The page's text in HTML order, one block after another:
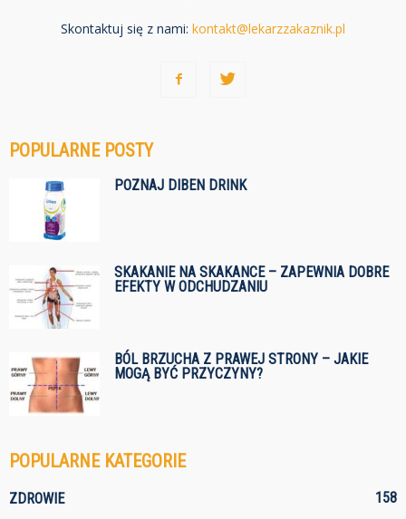
Skontaktuj się z nami: kontakt@lekarzzakaznik.pl
POPULARNE POSTY
POZNAJ DIBEN DRINK
SKAKANIE NA SKAKANCE – ZAPEWNIA DOBRE
EFEKTY W ODCHUDZANIU
BÓL BRZUCHA Z PRAWEJ STRONY – JAKIE
MOGĄ BYĆ PRZYCZYNY?
POPULARNE KATEGORIE
ZDROWIE
158